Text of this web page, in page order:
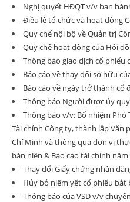
Nghị quyết HĐQT v/v ban
Điều lệ tổ chức và hoạt động
Quy chế nội bộ về Quản trị
Quy chế hoạt động của Hội
Thông báo giao dịch cổ phiếu
Báo cáo về thay đổi sở hữu
Báo cáo về ngày trở thành cổ
Thông báo Người được ủy
Thông báo v/v: Bổ nhiệm Phó
Tài chính Công ty, thành lập
Chí Minh và thông qua đơn vị
bán niên & Báo cáo tài chính năm
Thay đổi Giấy chứng nhận
Hủy bỏ niêm yết cổ phiếu bắt
Thông báo của VSD v/v